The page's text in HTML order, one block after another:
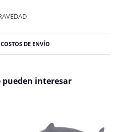
DE ENVÍO
pueden interesar